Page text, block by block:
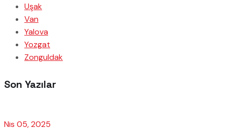
Uşak
Van
Yalova
Yozgat
Zonguldak
Son Yazılar
Nis 05, 2025